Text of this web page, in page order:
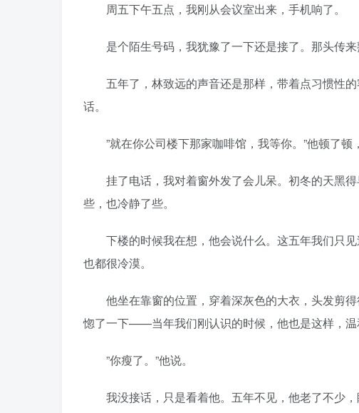
周五下午五点，我刚从会议室出来，手机响了。
是个陌生号码，我犹豫了一下还是接了。那头传来
五年了，林致远的声音还是那样，带着点习惯性的
话。
”就在你公司楼下那家咖啡馆，我等你。”他顿了顿
挂了电话，我对着窗外发了会儿呆。初冬的天黑得
些，也冷静了些。
下楼的时候我在想，他会说什么。这五年我们只见
也都很冷漠。
他坐在靠窗的位置，穿着深灰色的大衣，头发剪得
惚了一下——当年我们刚认识的时候，他也是这样，温
”你瘦了。”他说。
我没接话，只是看着他。五年不见，他老了不少，